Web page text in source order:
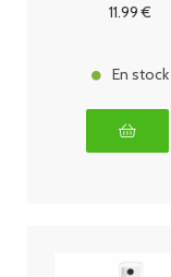
11.99 €
En stock